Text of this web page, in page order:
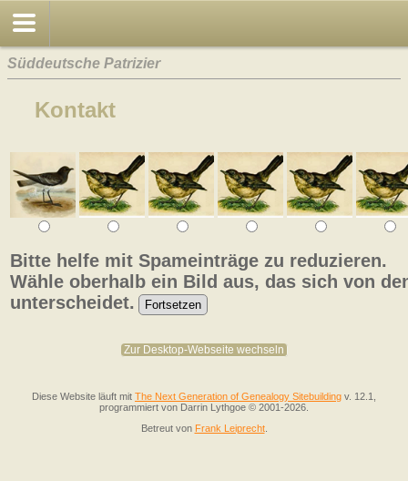
Süddeutsche Patrizier
Kontakt
Bitte helfe mit Spameinträge zu reduzieren.
Wähle oberhalb ein Bild aus, das sich von
unterscheidet.
Zur Desktop-Webseite wechseln
Diese Website läuft mit The Next Generation of Genealogy Sitebuilding v. 12.1,
programmiert von Darrin Lythgoe © 2001-2026.
Betreut von Frank Leiprecht.